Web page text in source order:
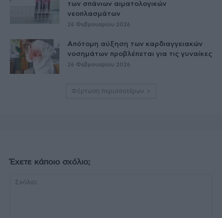
των σπάνιων αιματολογικών
νεοπλασμάτων
26 Φεβρουαρίου 2026
Απότομη αύξηση των καρδιαγγειακών
νοσημάτων προβλέπεται για τις γυναίκες
26 Φεβρουαρίου 2026
Φόρτωση περισσοτέρων
Έχετε κάποιο σχόλιο;